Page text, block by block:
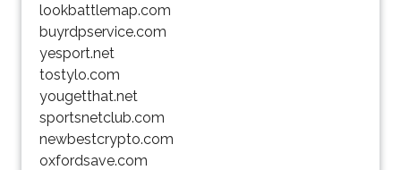
lookbattlemap.com
buyrdpservice.com
yesport.net
tostylo.com
yougetthat.net
sportsnetclub.com
newbestcrypto.com
oxfordsave.com